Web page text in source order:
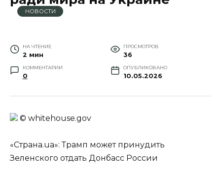
НОВОСТИ
НА ЧТЕНИЕ
2 мин
ПРОСМОТРОВ
36
КОММЕНТАРИИ
0
ОПУБЛИКОВАНО
10.05.2026
© whitehouse.gov
«Страна.ua»: Трамп может принудить
Зеленского отдать Донбасс России